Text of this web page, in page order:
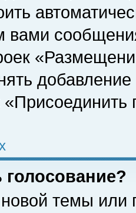
вами
голосование?
темы или